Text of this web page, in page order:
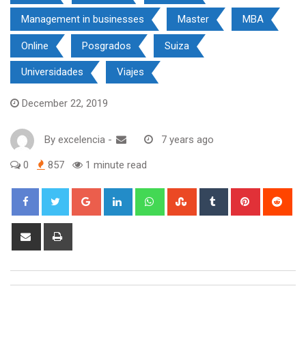
Management in businesses Master MBA
Online Posgrados Suiza
Universidades Viajes
December 22, 2019
By excelencia - 7 years ago
0 857 1 minute read
Google+ LinkedIn WhatsappStumbleUpon
Tumblr Pinterest
Share